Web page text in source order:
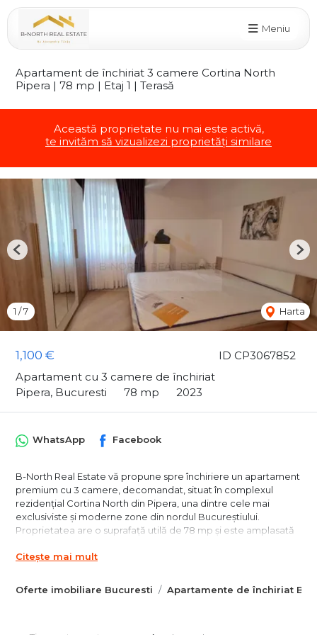
Meniu
Apartament de închiriat 3 camere Cortina North
Pipera | 78 mp | Etaj 1 | Terasă
Această proprietate nu mai este activă,
te invităm să vizualizezi proprietăți similare
ID CP3067852
1,100 €
Apartament cu 3 camere de închiriat
Pipera, Bucuresti
78 mp 2023
1 /7 Harta
Previous
Oferte imobiliare Bucuresti Apartamente de închiriat
WhatsApp Facebook
B-North Real Estate vă propune spre închiriere un apartament
premium cu 3 camere, decomandat, situat în complexul
rezidențial Cortina North din Pipera, una dintre cele mai
exclusiviste și moderne zone din nordul Bucureștiului.
Proprietatea are o suprafață utilă de 78 mp și este amplasată
complet mobilat și utilat la standarde premium, oferind un
pentru cupluri, familii sau profesioniști activi.
Locuința dispune de living luminos, bucătărie închisă complet
Citește mai mult